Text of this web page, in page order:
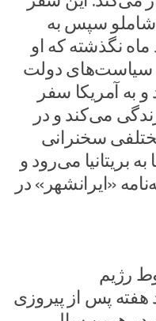
سپس به
ماه نگذشته که او
سیاست‌های دولت
به آمریکا سفر
می‌کند و در
سخنرانی
آمریکا به بریتانیا می‌رود و
«ایرانشهر» در
رژیم
هفته پس از پیروزی